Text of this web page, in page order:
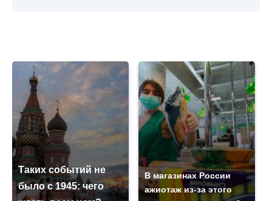
Таких событий не
было с 1945: чего
В магазинах России
ажиотаж из-за этого